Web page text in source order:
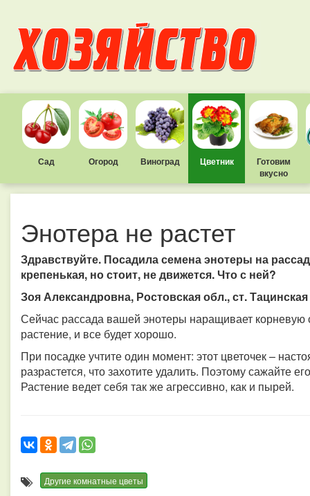
Сад Огород Виноград Цветник
Готовим
вкусно
Энотера не растет
Здравствуйте. Посадила семена энотеры на
крепенькая, но стоит, не движется. Что с ней?
Зоя Александровна, Ростовская обл., ст. Тацинская
Сейчас рассада вашей энотеры наращивает
растение, и все будет хорошо.
При посадке учтите один момент: этот цветочек –
разрастется, что захотите удалить. Поэтому сажайте
Растение ведет себя так же агрессивно, как и пырей.
Другие комнатные цветы